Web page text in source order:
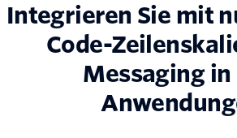
Integrieren Sie mit
Code-
Messaging in